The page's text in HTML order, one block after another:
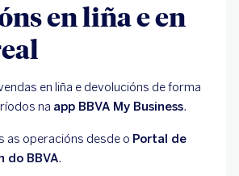
en liña e en
en liña e devolucións de forma
na app BBVA My Business.
as operacións desde o Portal de
do BBVA.